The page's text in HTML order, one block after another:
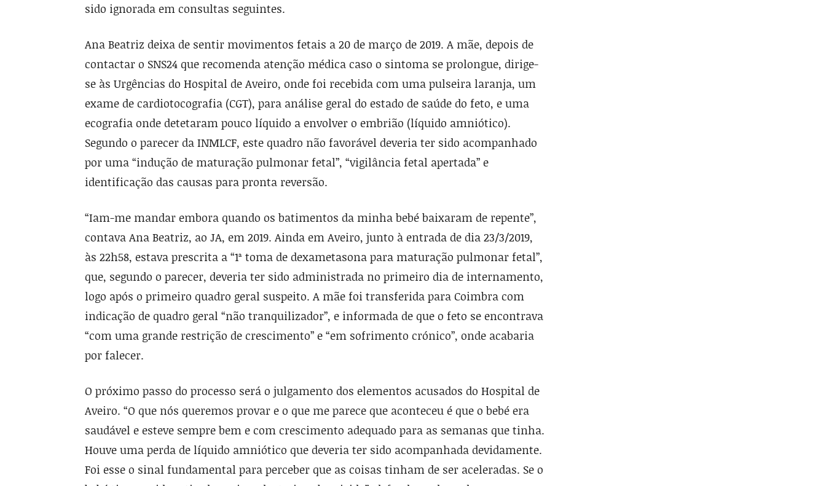
sido ignorada em consultas seguintes.
Ana Beatriz deixa de sentir movimentos fetais a 20 de março de 2019. A mãe, depois de
contactar o SNS24 que recomenda atenção médica caso o sintoma se prolongue, dirige-
se às Urgências do Hospital de Aveiro, onde foi recebida com uma pulseira laranja, um
exame de cardiotocografia (CGT), para análise geral do estado de saúde do feto, e uma
ecografia onde detetaram pouco líquido a envolver o embrião (líquido amniótico).
Segundo o parecer da INMLCF, este quadro não favorável deveria ter sido acompanhado
por uma “indução de maturação pulmonar fetal”, “vigilância fetal apertada” e
identificação das causas para pronta reversão.
“Iam-me mandar embora quando os batimentos da minha bebé baixaram de repente”,
contava Ana Beatriz, ao JA, em 2019. Ainda em Aveiro, junto à entrada de dia 23/3/2019,
às 22h58, estava prescrita a “1ª toma de dexametasona para maturação pulmonar fetal”,
que, segundo o parecer, deveria ter sido administrada no primeiro dia de internamento,
logo após o primeiro quadro geral suspeito. A mãe foi transferida para Coimbra com
indicação de quadro geral “não tranquilizador”, e informada de que o feto se encontrava
“com uma grande restrição de crescimento” e “em sofrimento crónico”, onde acabaria
por falecer.
O próximo passo do processo será o julgamento dos elementos acusados do Hospital de
Aveiro. “O que nós queremos provar e o que me parece que aconteceu é que o bebé era
saudável e esteve sempre bem e com crescimento adequado para as semanas que tinha.
Houve uma perda de líquido amniótico que deveria ter sido acompanhada devidamente.
Foi esse o sinal fundamental para perceber que as coisas tinham de ser aceleradas. Se o